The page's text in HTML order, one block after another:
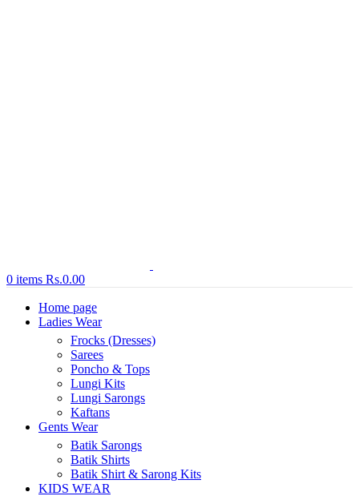
0 items Rs.0.00
Home page
Ladies Wear
Frocks (Dresses)
Sarees
Poncho & Tops
Lungi Kits
Lungi Sarongs
Kaftans
Gents Wear
Batik Sarongs
Batik Shirts
Batik Shirt & Sarong Kits
KIDS WEAR